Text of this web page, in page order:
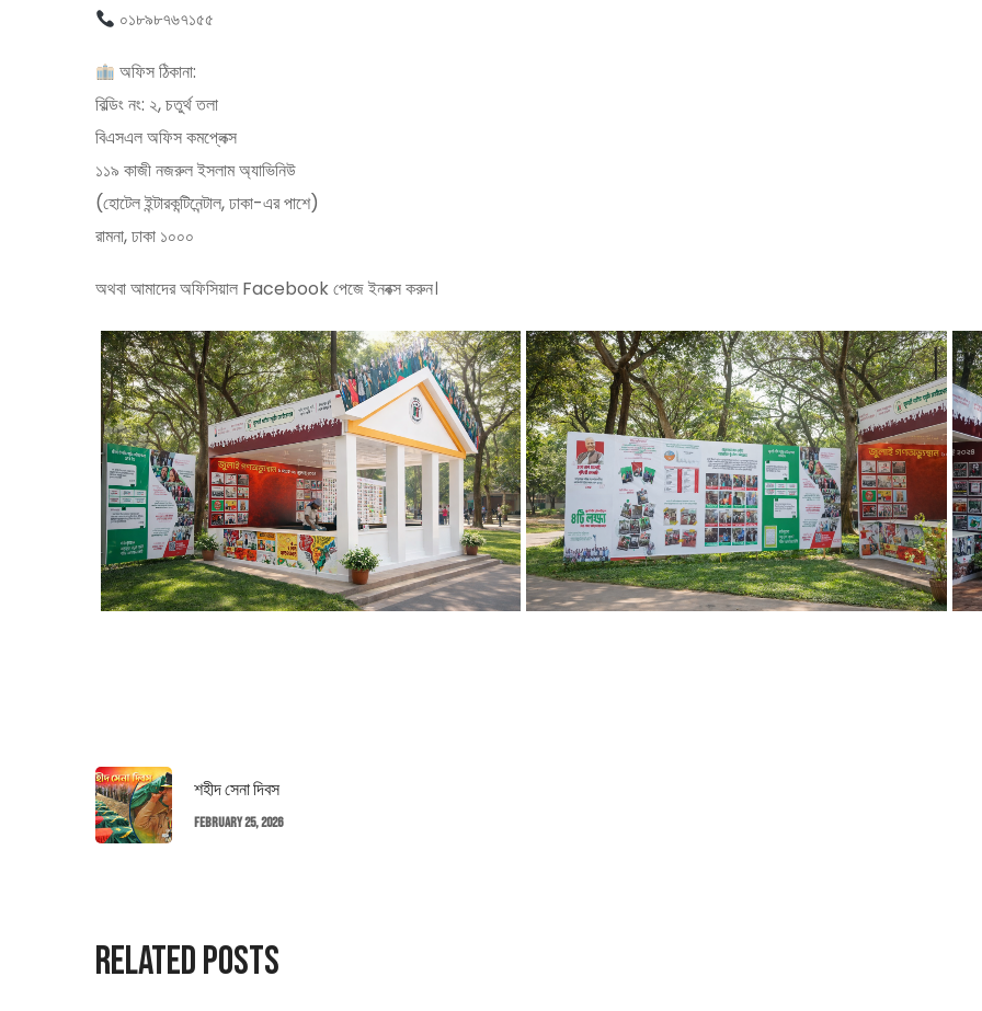
০১৮৯৮৭৬৭১৫৫
অফিস ঠিকানা:
বিল্ডিং নং: ২, চতুর্থ তলা
বিএসএল অফিস কমপ্লেক্স
১১৯ কাজী নজরুল ইসলাম অ্যাভিনিউ
(হোটেল ইন্টারকন্টিনেন্টাল, ঢাকা-এর পাশে)
রামনা, ঢাকা ১০০০
অথবা আমাদের অফিসিয়াল Facebook পেজে ইনবক্স করুন।
শহীদ সেনা দিবস
February 25, 2026
Related Posts